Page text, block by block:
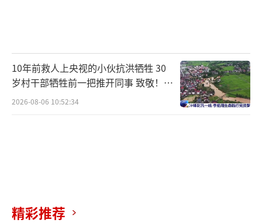
10年前救人上央视的小伙抗洪牺牲 30
岁村干部牺牲前一把推开同事 致敬！送
别！
2026-08-06 10:52:34
精彩推荐